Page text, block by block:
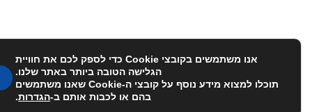
אנו משתמשים בקובצי Cookie כדי לספק לכם את חוויית
הגלישה הטובה ביותר באתר שלנו.
תוכלו למצוא מידע נוסף על קובצי ה-Cookie שאנו משתמשים
בהם או לכבות אותם ב-הגדרות.